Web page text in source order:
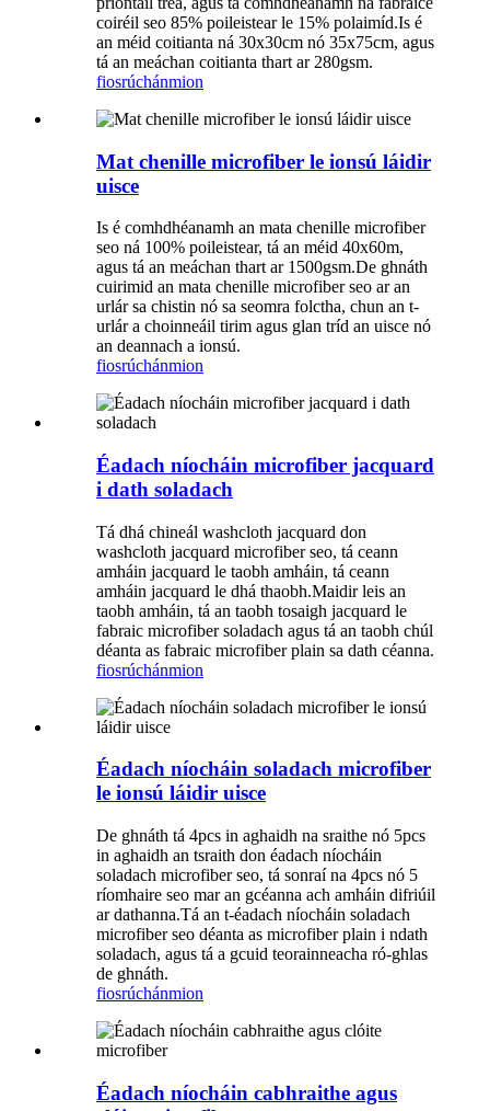
coiréil seo 85% poileistear le 15% polaimíd.Is é
an méid coitianta ná 30x30cm nó 35x75cm, agus
tá an meáchan coitianta thart ar 280gsm.
fiosrúchánmion
Mat chenille microfiber le ionsú láidir
uisce
Is é comhdhéanamh an mata chenille microfiber
seo ná 100% poileistear, tá an méid 40x60m,
agus tá an meáchan thart ar 1500gsm.De ghnáth
cuirimid an mata chenille microfiber seo ar an
urlár sa chistin nó sa seomra folctha, chun an t-
urlár a choinneáil tirim agus glan tríd an uisce nó
an deannach a ionsú.
fiosrúchánmion
Éadach níocháin microfiber jacquard
i dath soladach
Tá dhá chineál washcloth jacquard don
washcloth jacquard microfiber seo, tá ceann
amháin jacquard le taobh amháin, tá ceann
amháin jacquard le dhá thaobh.Maidir leis an
taobh amháin, tá an taobh tosaigh jacquard le
fabraic microfiber soladach agus tá an taobh chúl
déanta as fabraic microfiber plain sa dath céanna.
fiosrúchánmion
Éadach níocháin soladach microfiber
le ionsú láidir uisce
De ghnáth tá 4pcs in aghaidh na sraithe nó 5pcs
in aghaidh an tsraith don éadach níocháin
soladach microfiber seo, tá sonraí na 4pcs nó 5
ríomhaire seo mar an gcéanna ach amháin difriúil
ar dathanna.Tá an t-éadach níocháin soladach
microfiber seo déanta as microfiber plain i ndath
soladach, agus tá a gcuid teorainneacha ró-ghlas
de ghnáth.
fiosrúchánmion
Éadach níocháin cabhraithe agus